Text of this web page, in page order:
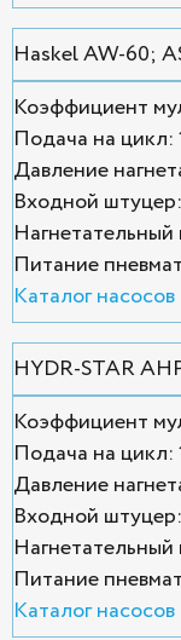
Haskel AW-60;
Коэффициент
Подача на цикл:
Давление
Входной
Питание
Каталог
HYDR-STAR
Коэффициент
Подача на цикл:
Давление
Входной
Питание
Каталог